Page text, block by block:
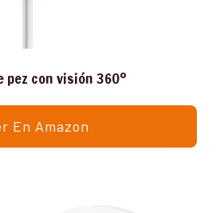
pez con visión 360º
En Amazon